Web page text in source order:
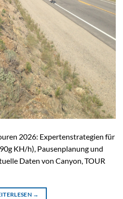
2026: Expertenstrategien für
KH/h), Pausenplanung und
Daten von Canyon, TOUR
→